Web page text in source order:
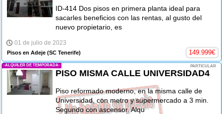
ID-414 Dos pisos en primera planta ideal para
sacarles beneficios con las rentas, al gusto del
nuevo propietario, es
01 de julio de 2023
Pisos en Adeje (SC Tenerife) 149.999€
-ALQUILER DE TEMPORADA- PARTICULAR
PISO MISMA CALLE UNIVERSIDAD4
Piso reformado moderno, en la misma calle de
Universidad, con metro y supermercado a 3 min.
Segundo con ascensor. Alqu